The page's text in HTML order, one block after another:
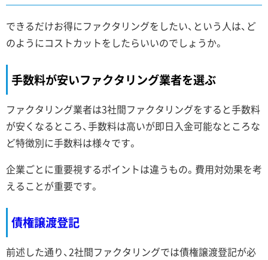
できるだけお得にファクタリングをしたい、という人は、ど
のようにコストカットをしたらいいのでしょうか。
手数料が安いファクタリング業者を選ぶ
ファクタリング業者は3社間ファクタリングをすると手数料
が安くなるところ、手数料は高いが即日入金可能なところな
ど特徴別に手数料は様々です。
企業ごとに重要視するポイントは違うもの。費用対効果を考
えることが重要です。
債権譲渡登記
前述した通り、2社間ファクタリングでは債権譲渡登記が必